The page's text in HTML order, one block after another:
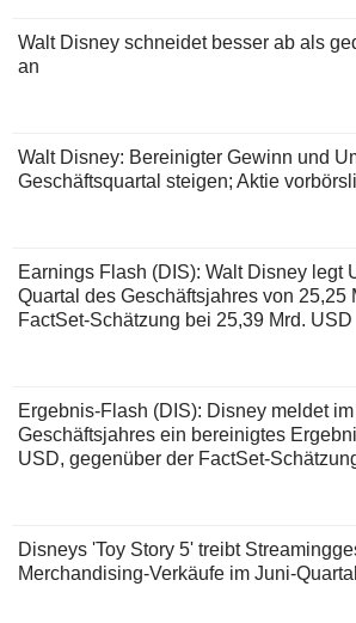
Walt Disney schneidet besser ab als
an
Walt Disney: Bereinigter Gewinn und
Geschäftsquartal steigen; Aktie
Earnings Flash (DIS): Walt Disney legt
Quartal des Geschäftsjahres von 25,25
FactSet-Schätzung bei 25,39 Mrd. USD
Ergebnis-Flash (DIS): Disney meldet
Geschäftsjahres ein bereinigtes
USD, gegenüber der FactSet-
Disneys 'Toy Story 5' treibt
Merchandising-Verkäufe im Juni-